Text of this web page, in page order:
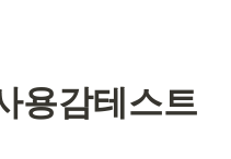
용감테스트